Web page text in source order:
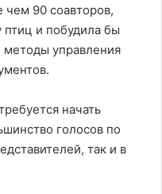
чем 90 соавторов,
птиц и побудила бы
методы управления
начать
голосов по
так и в